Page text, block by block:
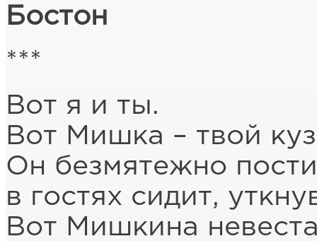
Бостон
***
Вот я и ты.
Вот Мишка – твой
Он безмятежно
в гостях сидит,
Вот Мишкина